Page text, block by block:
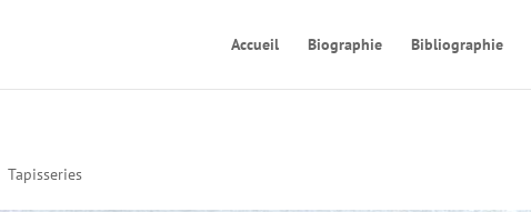
Accueil Biographie Bibliographie
Tapisseries